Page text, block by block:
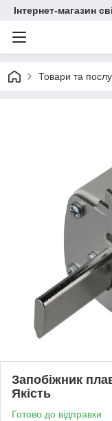
Інтернет-магазин
Товари та
Запобіжник
Якість
Готово до відправки